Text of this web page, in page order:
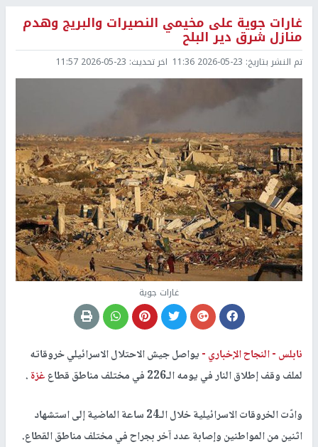
غارات جوية على مخيمي النصيرات والبريج وهدم
منازل شرق دير البلح
تم النشر بتاريخ: 2026-05-23 11:36 اخر تحديث: 2026-05-23 11:57
غارات جوية
نابلس -النجاح الإخباري -يواصل جيش الاحتلال الاسرائيلي خروقاته
لملف وقف إطلاق النار في يومه الـ226 في مختلف مناطق قطاع
غزة.
وادّت الخروقات الاسرائيلية خلال الـ24 ساعة الماضية إلى استشهاد
اثنين من المواطنين وإصابة عدد آخر بجراح في مختلف مناطق القطاع.